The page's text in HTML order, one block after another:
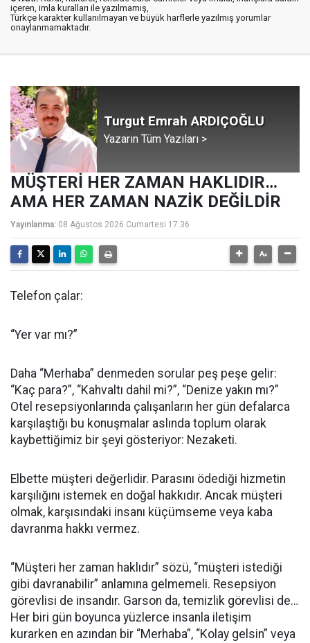
içeren, imla kuralları ile yazılmamış,
Türkçe karakter kullanılmayan ve büyük harflerle yazılmış yorumlar
onaylanmamaktadır.
Turgut Emrah ARDIÇOĞLU
Yazarın Tüm Yazıları >
MÜŞTERİ HER ZAMAN HAKLIDIR…
AMA HER ZAMAN NAZİK DEĞİLDİR
Yayınlanma: 08 Ağustos 2026 Cumartesi 17:36
Telefon çalar:
“Yer var mı?”
Daha “Merhaba” denmeden sorular peş peşe gelir:
“Kaç para?”, “Kahvaltı dahil mi?”, “Denize yakın mı?”
Otel resepsiyonlarında çalışanların her gün defalarca
karşılaştığı bu konuşmalar aslında toplum olarak
kaybettiğimiz bir şeyi gösteriyor: Nezaketi.
Elbette müşteri değerlidir. Parasını ödediği hizmetin
karşılığını istemek en doğal hakkıdır. Ancak müşteri
olmak, karşısındaki insanı küçümseme veya kaba
davranma hakkı vermez.
“Müşteri her zaman haklıdır” sözü, “müşteri istediği
gibi davranabilir” anlamına gelmemeli. Resepsiyon
görevlisi de insandır. Garson da, temizlik görevlisi de…
Her biri gün boyunca yüzlerce insanla iletişim
kurarken en azından bir “Merhaba”, “Kolay gelsin” veya